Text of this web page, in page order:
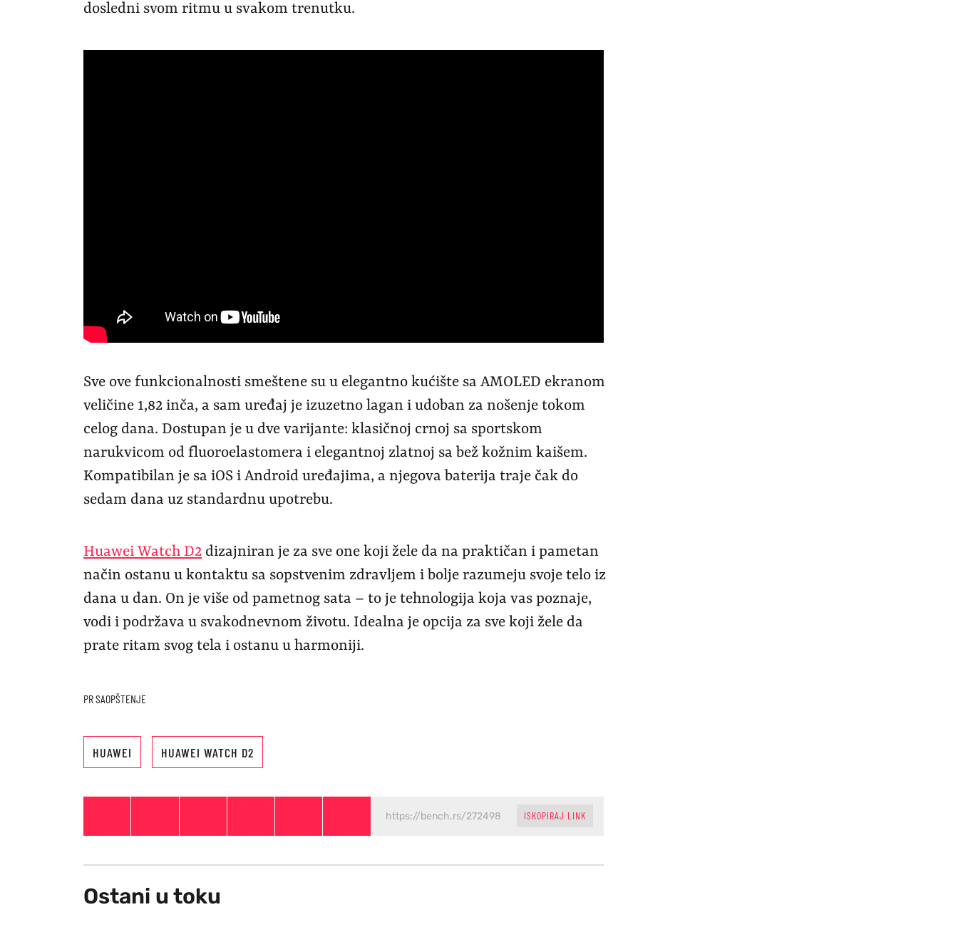
dosledni svom ritmu u svakom trenutku.
Sve ove funkcionalnosti smeštene su u elegantno kućište sa AMOLED ekranom
veličine 1,82 inča, a sam uređaj je izuzetno lagan i udoban za nošenje tokom
celog dana. Dostupan je u dve varijante: klasičnoj crnoj sa sportskom
narukvicom od fluoroelastomera i elegantnoj zlatnoj sa bež kožnim kaišem.
Kompatibilan je sa iOS i Android uređajima, a njegova baterija traje čak do
sedam dana uz standardnu upotrebu.
Huawei Watch D2 dizajniran je za sve one koji žele da na praktičan i pametan
način ostanu u kontaktu sa sopstvenim zdravljem i bolje razumeju svoje telo iz
dana u dan. On je više od pametnog sata – to je tehnologija koja vas poznaje,
vodi i podržava u svakodnevnom životu. Idealna je opcija za sve koji žele da
prate ritam svog tela i ostanu u harmoniji.
PR SAOPŠTENJE
HUAWEI HUAWEI WATCH D2
ISKOPIRAJ LINK
Ostani u toku